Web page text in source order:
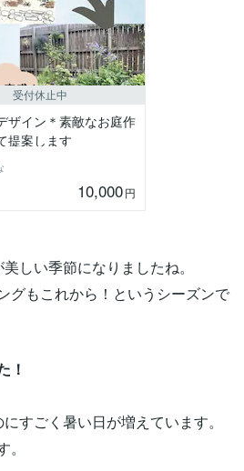
受付休止中
ザイン＊素敵なお庭作
提案します
10,000円
しい季節になりましたね。
グもこれから！というシーズンで
！
すごく暑い日が増えています。